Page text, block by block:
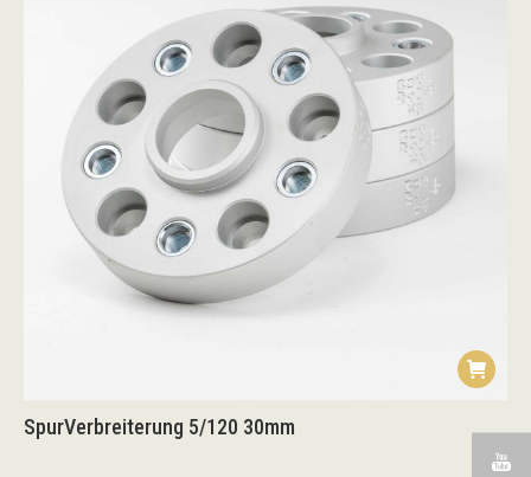
SpurVerbreiterung 5/120 30mm